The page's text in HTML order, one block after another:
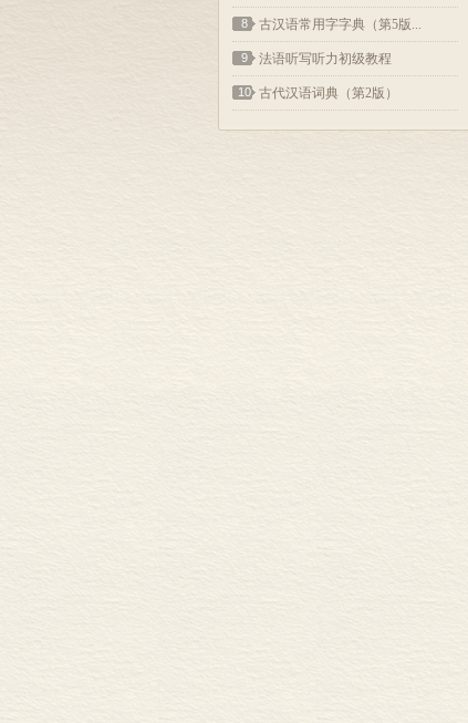
8 古汉语常用字字典（第5版...
9 法语听写听力初级教程
10 古代汉语词典（第2版）